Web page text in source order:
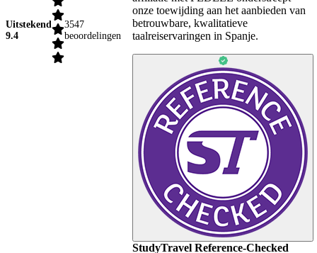
Uitstekend
9.4
3547
beoordelingen
onze toewijding aan het aanbieden van
betrouwbare, kwalitatieve
taalreiservaringen in Spanje.
StudyTravel Reference-Checked